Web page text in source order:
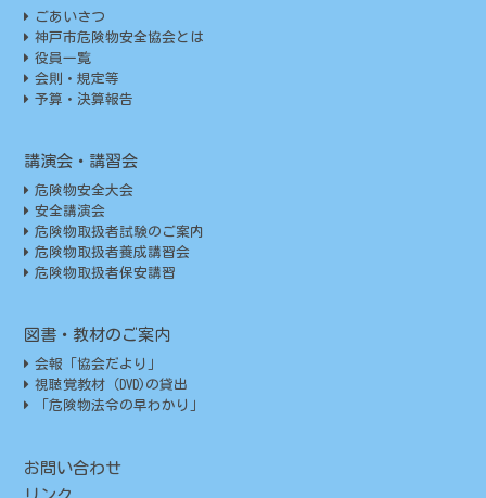
ごあいさつ
神戸市危険物安全協会とは
役員一覧
会則・規定等
予算・決算報告
講演会・講習会
危険物安全大会
安全講演会
危険物取扱者試験のご案内
危険物取扱者養成講習会
危険物取扱者保安講習
図書・教材のご案内
会報「協会だより」
視聴覚教材（DVD)の貸出
「危険物法令の早わかり」
お問い合わせ